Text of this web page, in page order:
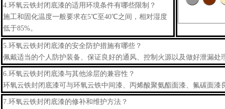
4.环氧云铁封闭底漆的适用环境条件有哪些限制？
施工和固化温度一般要求在5℃至40℃之间，相对湿度
低于85%。
5.环氧云铁封闭底漆的安全防护措施有哪些？
佩戴适当的个人防护装备、保证良好的通风、控制火源以及做好泄漏处
6.环氧云铁封闭底漆与其他涂层的兼容性？
环氧云铁封闭底漆可与环氧云铁中间漆、丙烯酸聚氨酯面漆、氟碳面漆
7.环氧云铁封闭底漆的修补和维护方法？